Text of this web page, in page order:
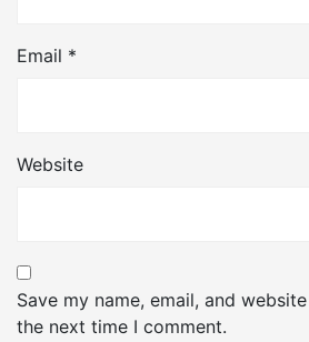
Email *
Website
Save my name, email, and
the next time I comment.